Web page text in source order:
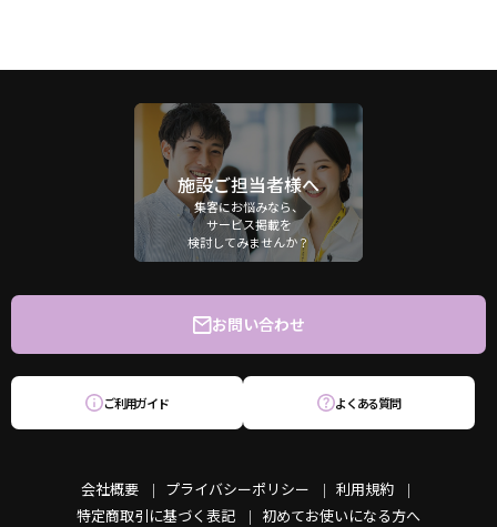
施設ご担当者様へ
集客にお悩みなら、
サービス掲載を
検討してみませんか？
会社概要 プライバシーポリシー
利用規約
特定商取引に基づく表記
初めてお使いになる方へ
お問い合わせ
ご利用ガイド よくある質問